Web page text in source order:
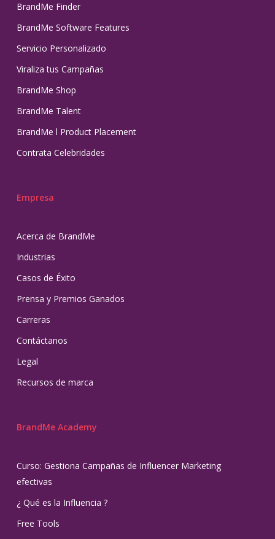
BrandMe Finder
BrandMe Software Features
Servicio Personalizado
Viraliza tus Campañas
BrandMe Shop
BrandMe Talent
BrandMe l Product Placement
Contrata Celebridades
Empresa
Acerca de BrandMe
Industrias
Casos de Éxito
Prensa y Premios Ganados
Carreras
Contáctanos
Legal
Recursos de marca
BrandMe Academy
Curso: Gestiona Campañas de Influencer Marketing
efectivas
¿ Qué es la Influencia ?
Free Tools